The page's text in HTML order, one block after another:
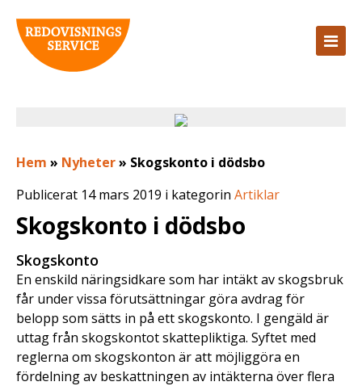
Hem » Nyheter» Skogskonto i dödsbo
Publicerat 14 mars 2019 i kategorin Artiklar
Skogskonto i dödsbo
Skogskonto
En enskild näringsidkare som har intäkt av skogsbruk
får under vissa förutsättningar göra avdrag för
belopp som sätts in på ett skogskonto. I gengäld är
uttag från skogskontot skattepliktiga. Syftet med
reglerna om skogskonton är att möjliggöra en
fördelning av beskattningen av intäkterna över flera